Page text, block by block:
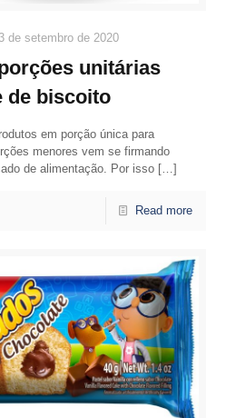
de setembro de 2020
unitárias
de biscoito
em porção única para
menores vem se firmando
de alimentação. Por isso […]
Read more